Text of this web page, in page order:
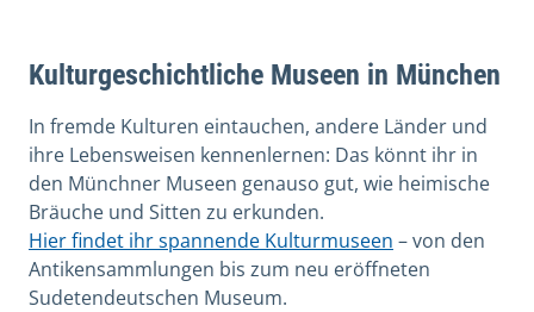
Kulturgeschichtliche Museen in München
In fremde Kulturen eintauchen, andere Länder und
ihre Lebensweisen kennenlernen: Das könnt ihr in
den Münchner Museen genauso gut, wie heimische
Bräuche und Sitten zu erkunden.
Hier findet ihr spannende Kulturmuseen – von den
Antikensammlungen bis zum neu eröffneten
Sudetendeutschen Museum.